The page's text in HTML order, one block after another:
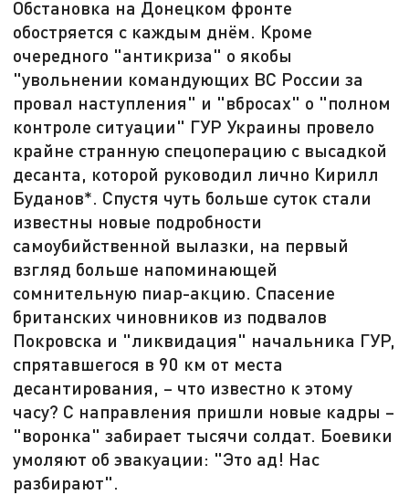
Обстановка на Донецком фронте
обостряется с каждым днём. Кроме
очередного "антикриза" о якобы
"увольнении командующих ВС России за
провал наступления" и "вбросах" о "полном
контроле ситуации" ГУР Украины провело
крайне странную спецоперацию с высадкой
десанта, которой руководил лично Кирилл
Буданов*. Спустя чуть больше суток стали
известны новые подробности
самоубийственной вылазки, на первый
взгляд больше напоминающей
сомнительную пиар-акцию. Спасение
британских чиновников из подвалов
Покровска и "ликвидация" начальника ГУР,
спрятавшегося в 90 км от места
десантирования, – что известно к этому
часу? С направления пришли новые кадры –
"воронка" забирает тысячи солдат. Боевики
умоляют об эвакуации: "Это ад! Нас
разбирают".